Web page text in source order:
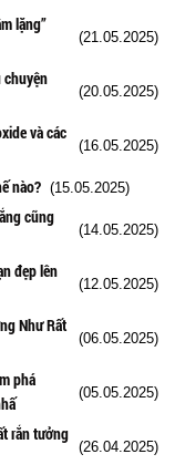
lặng”
(21.05.2025)
chuyện
(20.05.2025)
và các
(16.05.2025)
nào? (15.05.2025)
cũng
(14.05.2025)
đẹp lên
(12.05.2025)
Như Rất
(06.05.2025)
phá
(05.05.2025)
rắn tưởng
(26.04.2025)